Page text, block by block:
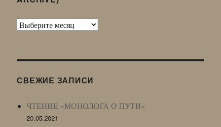
Архив
LJ
СВЕЖИЕ ЗАПИСИ
ЧТЕНИЕ «МОНОЛОГА О ПУТИ»
20.05.2021